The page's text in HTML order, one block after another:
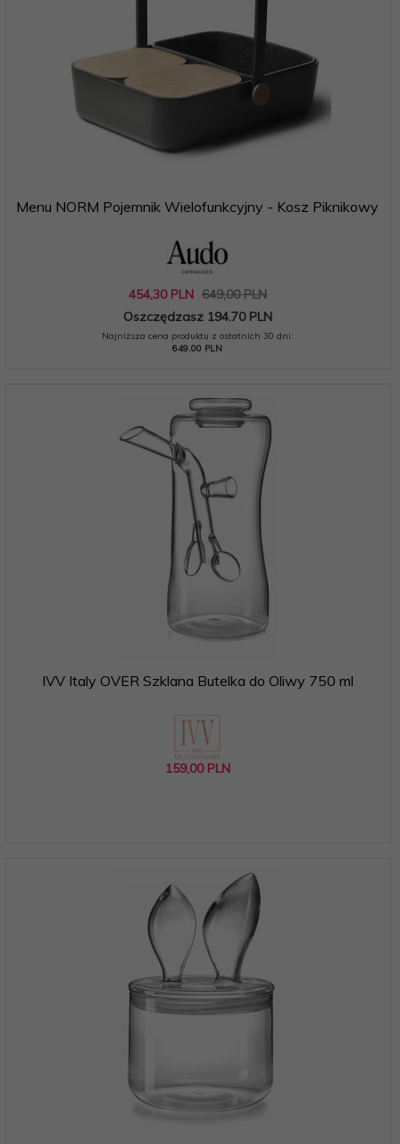
Menu NORM Pojemnik Wielofunkcyjny - Kosz Piknikowy
454,30 PLN 649,00 PLN
Oszczędzasz 194.70 PLN
Najniższa cena produktu z ostatnich 30 dni:
649.00 PLN
IVV Italy OVER Szklana Butelka do Oliwy 750 ml
159,00 PLN